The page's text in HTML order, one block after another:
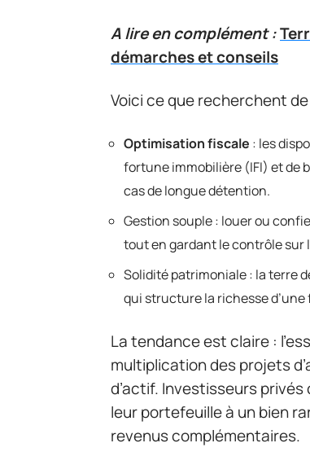
A lire en complément :
démarches et conseils
Voici ce que recherchent
Optimisation fiscale : les
fortune immobilière (IFI) et de
cas de longue détention.
Gestion souple : louer ou
tout en gardant le contrôle sur
Solidité patrimoniale : la terre
qui structure la richesse
La tendance est claire :
multiplication des projets
d’actif. Investisseurs
leur portefeuille à un bien
revenus complémentaires.